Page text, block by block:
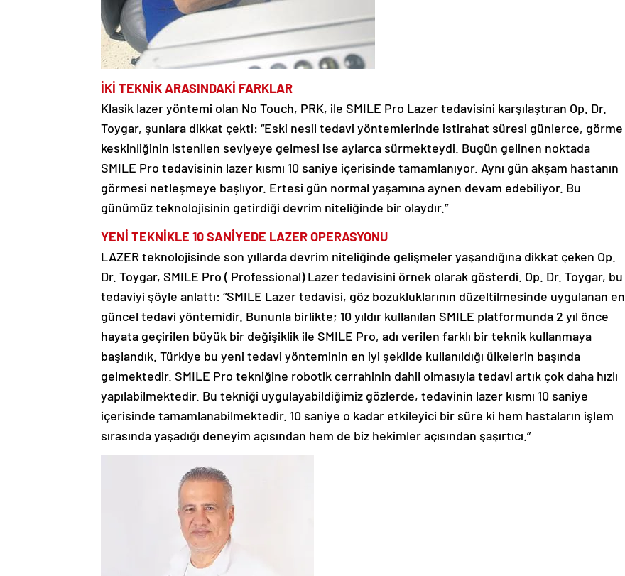
İKİ TEKNİK ARASINDAKİ FARKLAR
Klasik lazer yöntemi olan No Touch, PRK, ile SMILE Pro Lazer tedavisini karşılaştıran Op. Dr.
Toygar, şunlara dikkat çekti: “Eski nesil tedavi yöntemlerinde istirahat süresi günlerce, görme
keskinliğinin istenilen seviyeye gelmesi ise aylarca sürmekteydi. Bugün gelinen noktada
SMILE Pro tedavisinin lazer kısmı 10 saniye içerisinde tamamlanıyor. Aynı gün akşam hastanın
görmesi netleşmeye başlıyor. Ertesi gün normal yaşamına aynen devam edebiliyor. Bu
günümüz teknolojisinin getirdiği devrim niteliğinde bir olaydır.”
YENİ TEKNİKLE 10 SANİYEDE LAZEROPERASYONU
LAZER teknolojisinde son yıllarda devrim niteliğinde gelişmeler yaşandığına dikkat çeken Op.
Dr. Toygar, SMILE Pro ( Professional) Lazer tedavisini örnek olarak gösterdi. Op. Dr. Toygar, bu
tedaviyi şöyle anlattı: “SMILE Lazer tedavisi, göz bozukluklarının düzeltilmesinde uygulanan en
güncel tedavi yöntemidir. Bununla birlikte; 10 yıldır kullanılan SMILE platformunda 2 yıl önce
hayata geçirilen büyük bir değişiklik ile SMILE Pro, adı verilen farklı bir teknik kullanmaya
başlandık. Türkiye bu yeni tedavi yönteminin en iyi şekilde kullanıldığı ülkelerin başında
gelmektedir. SMILE Pro tekniğine robotik cerrahinin dahil olmasıyla tedavi artık çok daha hızlı
yapılabilmektedir. Bu tekniği uygulayabildiğimiz gözlerde, tedavinin lazer kısmı 10 saniye
içerisinde tamamlanabilmektedir. 10 saniye o kadar etkileyici bir süre ki hem hastaların işlem
sırasında yaşadığı deneyim açısından hem de biz hekimler açısından şaşırtıcı.”